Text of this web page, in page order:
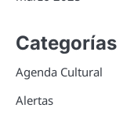
Categorías
Agenda Cultural
Alertas